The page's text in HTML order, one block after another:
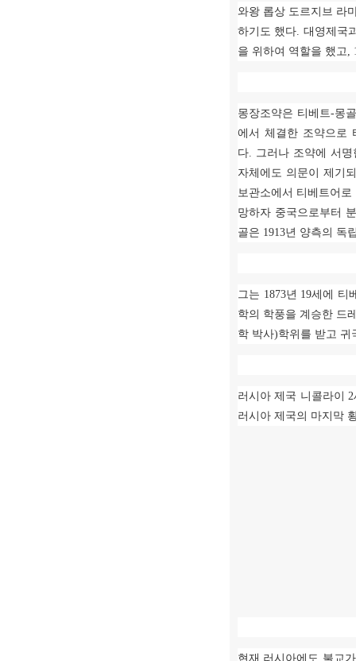
와왕 롭상 도르지브 라
하기도 했다. 대영제국
을 위하여 역할을 했고,
몽장조약은 티베트-몽
에서 체결한 조약으로
다. 그러나 조약에 서
자체에도 의문이 제기
보관소에서 티베트어
망하자 중국으로부터
골은 1913년 양측의 독
그는 1873년 19세에 티
학의 학풍을 계승한 드
학 박사)학위를 받고 귀
러시아 제국 니콜라이2
러시아 제국의 마지막
현재 러시아에도 불교